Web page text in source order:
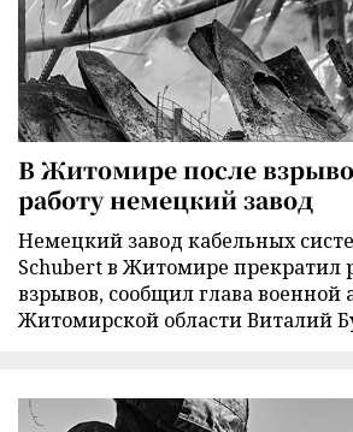
В Житомире после
работу немецкий завод
Немецкий завод кабельных
Schubert в Житомире прекратил
взрывов, сообщил глава
Житомирской области Виталий